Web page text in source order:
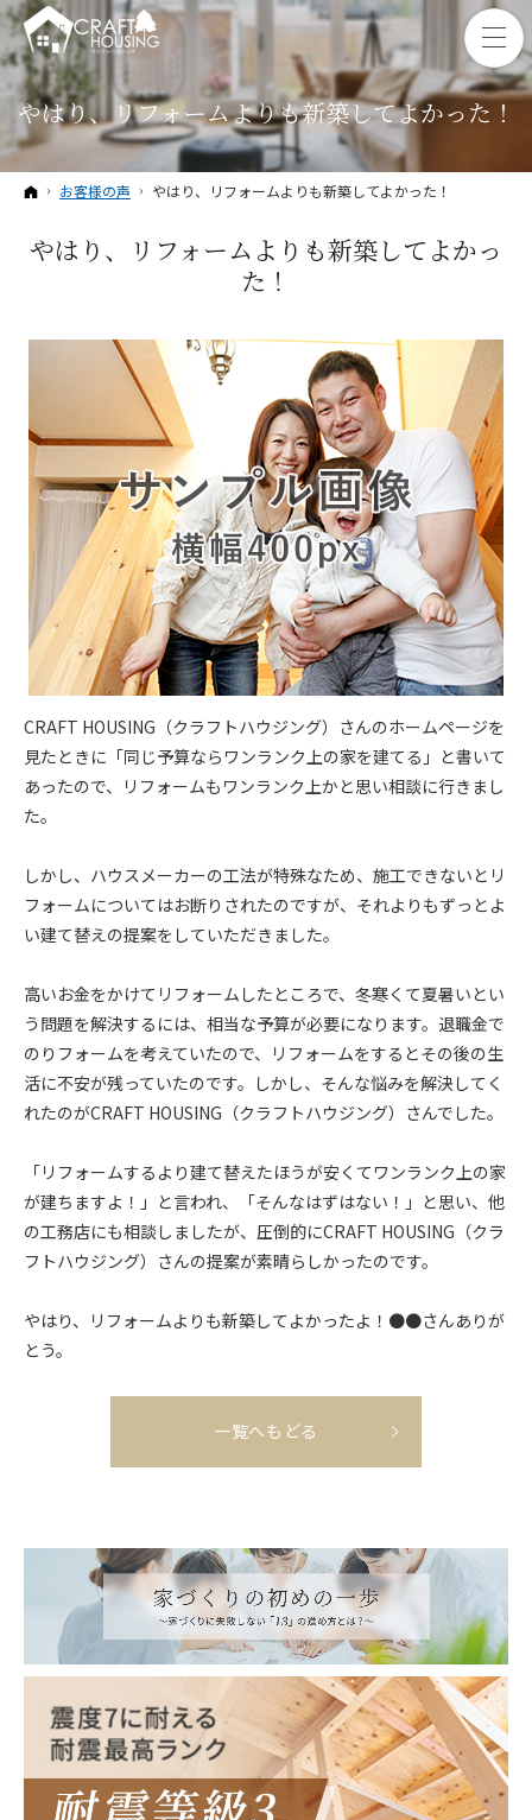
やはり、リフォームよりも新築してよかった！
ホーム
お客様の声 やはり、リフォームよりも新築してよかった！
やはり、リフォームよりも新築してよかっ
た！
CRAFT HOUSING（クラフトハウジング）さんのホームページを
見たときに「同じ予算ならワンランク上の家を建てる」と書いて
あったので、リフォームもワンランク上かと思い相談に行きまし
た。
しかし、ハウスメーカーの工法が特殊なため、施工できないとリ
フォームについてはお断りされたのですが、それよりもずっとよ
い建て替えの提案をしていただきました。
高いお金をかけてリフォームしたところで、冬寒くて夏暑いとい
う問題を解決するには、相当な予算が必要になります。退職金で
のりフォームを考えていたので、リフォームをするとその後の生
活に不安が残っていたのです。しかし、そんな悩みを解決してく
れたのがCRAFT HOUSING（クラフトハウジング）さんでした。
「リフォームするより建て替えたほうが安くてワンランク上の家
が建ちますよ！」と言われ、「そんなはずはない！」と思い、他
の工務店にも相談しましたが、圧倒的にCRAFT HOUSING（クラ
フトハウジング）さんの提案が素晴らしかったのです。
やはり、リフォームよりも新築してよかったよ！●●さんありが
とう。
一覧へもどる